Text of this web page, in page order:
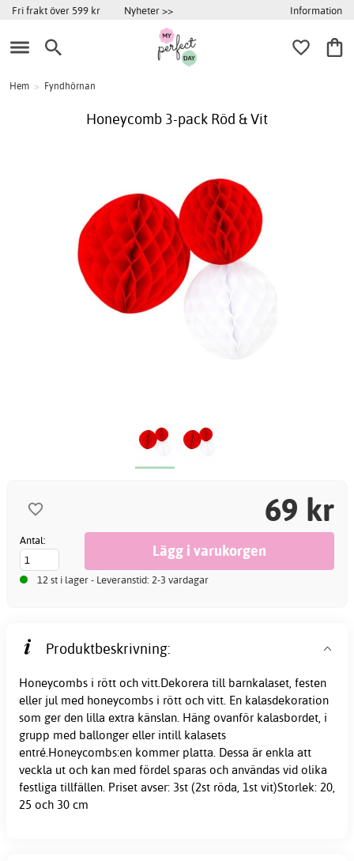
Fri frakt över 599 kr Nyheter >> Information
Hem > Fyndhörnan
Honeycomb 3-pack Röd & Vit
69 kr
Antal:
12 st i lager - Leveranstid: 2-3 vardagar
Produktbeskrivning:
Honeycombs i rött och vitt.Dekorera till barnkalaset, festen
eller jul med honeycombs i rött och vitt. En kalasdekoration
som ger den lilla extra känslan. Häng ovanför kalasbordet, i
grupp med ballonger eller intill kalasets
entré.Honeycombs:en kommer platta. Dessa är enkla att
veckla ut och kan med fördel sparas och användas vid olika
festliga tillfällen. Priset avser: 3st (2st röda, 1st vit)Storlek: 20,
25 och 30 cm